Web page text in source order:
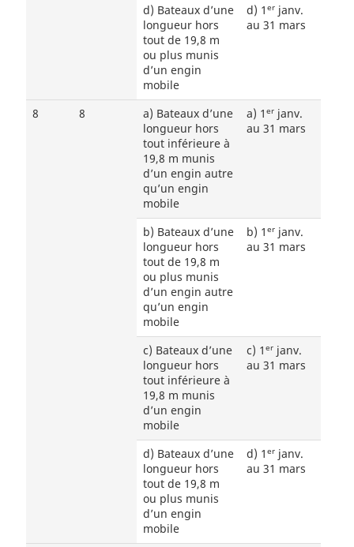
d) Bateaux d’une
longueur hors
tout de 19,8 m
ou plus munis
d’un engin
mobile
d) 1 er janv.
au 31 mars
8 8
a) Bateaux d’une
longueur hors
tout inférieure à
19,8 m munis
d’un engin autre
qu’un engin
mobile
a) 1 er janv.
au 31 mars
b) Bateaux d’une
longueur hors
tout de 19,8 m
ou plus munis
d’un engin autre
qu’un engin
mobile
b) 1 er janv.
au 31 mars
c) Bateaux d’une
longueur hors
tout inférieure à
19,8 m munis
d’un engin
mobile
c) 1 er janv.
au 31 mars
d) Bateaux d’une
longueur hors
tout de 19,8 m
ou plus munis
d’un engin
mobile
d) 1 er janv.
au 31 mars